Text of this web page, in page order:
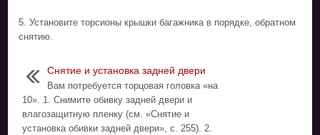
5. Установите торсионы крышки багажника в порядке, обратном
снятию.
Снятие и установка задней двери
Вам потребуется торцовая головка «на
10». 1. Снимите обивку задней двери и
влагозащитную пленку (см. «Снятие и
установка обивки задней двери», с. 255). 2.